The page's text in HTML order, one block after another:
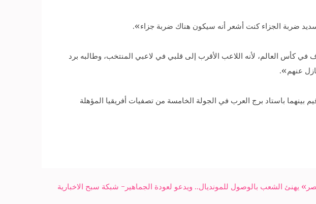
ضربة الجزاء كنت أشعر أنه سيكون هناك ضربة جزاء».
في كأس العالم، لأنه اللاعب الأقرب إلى قلبي في لاعبي المنتخب، وطالبه برد
بروسيا عقب الفوز على الكونغو 2-1، في اللقاء الذي أقيم بينهما باستاد برج العرب في الجولة الخامسة من تصفيات أفريقيا المؤهلة